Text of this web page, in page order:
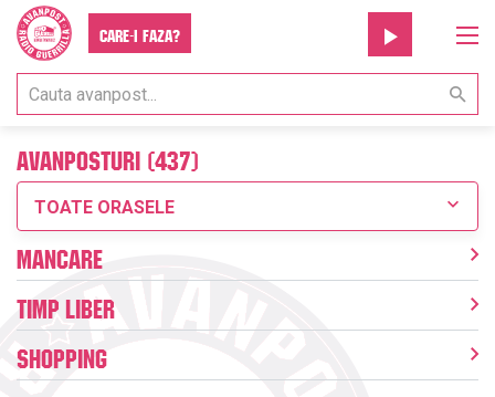
Care-i faza?
Avanposturi (437)
TOATE ORASELE
Mancare
Timp liber
Shopping